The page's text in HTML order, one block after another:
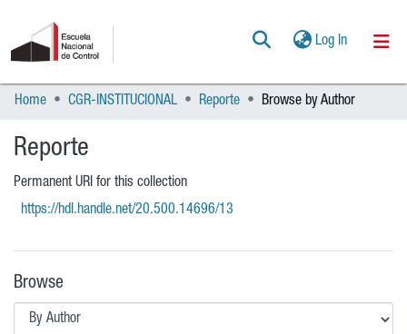
Log In(current)
Communities & Collections
POLÍTICAS
Home CGR-INSTITUCIONAL Reporte Browse by Author
Reporte
Permanent URI for this collection
https://hdl.handle.net/20.500.14696/13
Browse